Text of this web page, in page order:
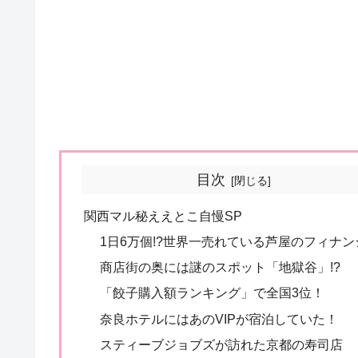
目次
関西マル秘ええとこ自慢SP
1日6万個!?世界一売れている芦屋のフィナン
商店街の奥には謎のスポット「地獄谷」!?
「餃子購入額ランキング」で全国3位！
奈良ホテルにはあのVIPが宿泊していた！
スティーブジョブズが訪れた京都の寿司店